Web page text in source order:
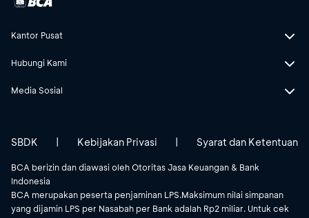
Kantor Pusat
Hubungi Kami
Media Sosial
BCA berizin dan diawasi oleh Otoritas Jasa Keuangan & Bank
Indonesia
BCA merupakan peserta penjaminan LPS.Maksimum nilai simpanan
yang dijamin LPS per Nasabah per Bank adalah Rp2 miliar. Untuk cek
SBDK Kebijakan Privasi Syarat dan Ketentuan